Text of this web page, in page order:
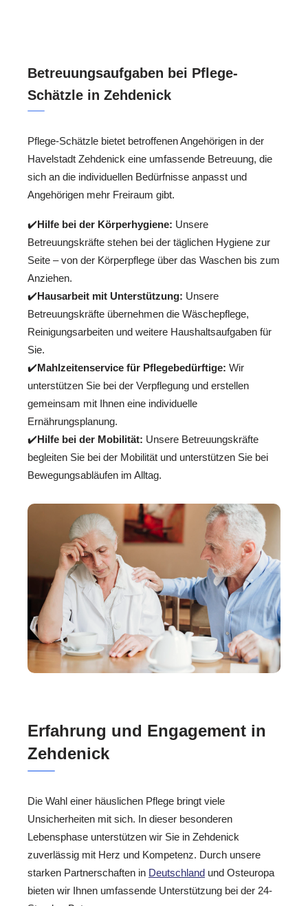
Betreuungsaufgaben bei Pflege-
Schätzle in Zehdenick
Pflege-Schätzle bietet betroffenen Angehörigen in der
Havelstadt Zehdenick eine umfassende Betreuung, die
sich an die individuellen Bedürfnisse anpasst und
Angehörigen mehr Freiraum gibt.
✔️Hilfe bei der Körperhygiene: Unsere
Betreuungskräfte stehen bei der täglichen Hygiene zur
Seite – von der Körperpflege über das Waschen bis zum
Anziehen.
✔️Hausarbeit mit Unterstützung: Unsere
Betreuungskräfte übernehmen die Wäschepflege,
Reinigungsarbeiten und weitere Haushaltsaufgaben für
Sie.
✔️Mahlzeitenservice für Pflegebedürftige: Wir
unterstützen Sie bei der Verpflegung und erstellen
gemeinsam mit Ihnen eine individuelle
Ernährungsplanung.
✔️Hilfe bei der Mobilität: Unsere Betreuungskräfte
begleiten Sie bei der Mobilität und unterstützen Sie bei
Bewegungsabläufen im Alltag.
Erfahrung und Engagement in
Zehdenick
Die Wahl einer häuslichen Pflege bringt viele
Unsicherheiten mit sich. In dieser besonderen
Lebensphase unterstützen wir Sie in Zehdenick
zuverlässig mit Herz und Kompetenz. Durch unsere
starken Partnerschaften in Deutschland und Osteuropa
bieten wir Ihnen umfassende Unterstützung bei der 24-